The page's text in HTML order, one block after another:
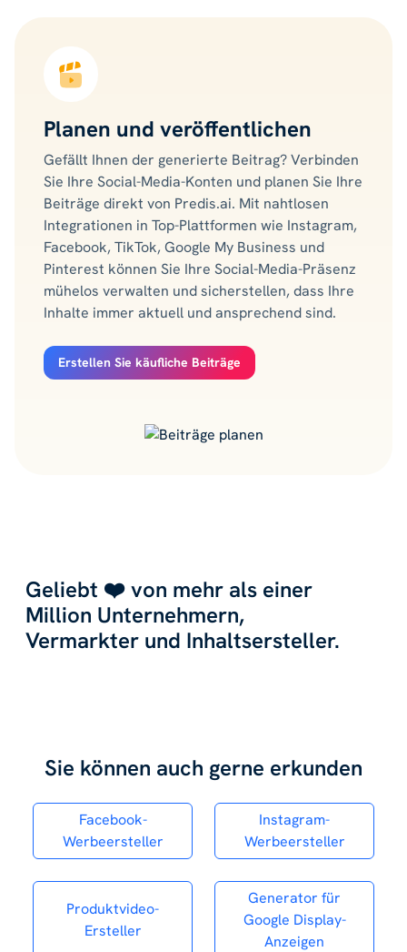
Planen und veröffentlichen
Gefällt Ihnen der generierte Beitrag? Verbinden
Sie Ihre Social-Media-Konten und planen Sie Ihre
Beiträge direkt von Predis.ai. Mit nahtlosen
Integrationen in Top-Plattformen wie Instagram,
Facebook, TikTok, Google My Business und
Pinterest können Sie Ihre Social-Media-Präsenz
mühelos verwalten und sicherstellen, dass Ihre
Inhalte immer aktuell und ansprechend sind.
Erstellen Sie käufliche Beiträge
Geliebt ❤️ von mehr als einer
Million Unternehmern,
Vermarkter und Inhaltsersteller.
Sie können auch gerne erkunden
Facebook-
Werbeersteller
Instagram-
Werbeersteller
Produktvideo-
Ersteller
Generator für
Google Display-
Anzeigen